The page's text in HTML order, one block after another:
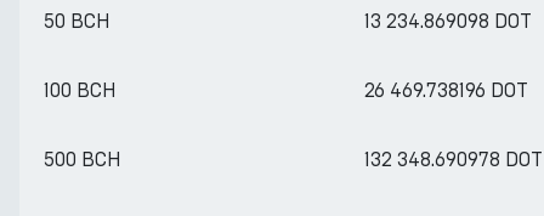
50 BCH 13 234.869098 DOT
100 BCH 26 469.738196 DOT
500 BCH 132 348.690978 DOT